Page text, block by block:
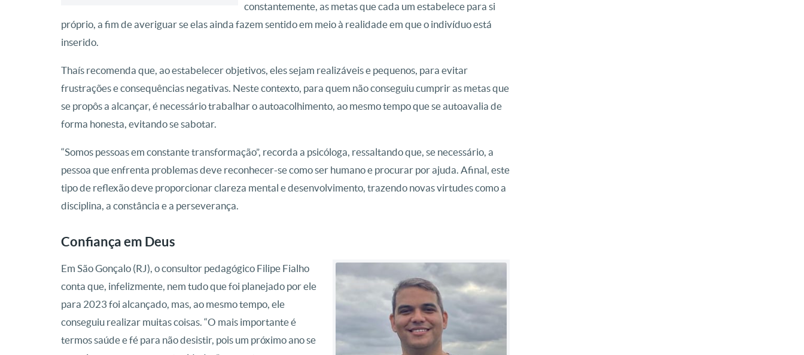
constantemente, as metas que cada um estabelece para si
próprio, a fim de averiguar se elas ainda fazem sentido em meio à realidade em que o indivíduo está
inserido.
Thaís recomenda que, ao estabelecer objetivos, eles sejam realizáveis e pequenos, para evitar
frustrações e consequências negativas. Neste contexto, para quem não conseguiu cumprir as metas que
se propôs a alcançar, é necessário trabalhar o autoacolhimento, ao mesmo tempo que se autoavalia de
forma honesta, evitando se sabotar.
“Somos pessoas em constante transformação”, recorda a psicóloga, ressaltando que, se necessário, a
pessoa que enfrenta problemas deve reconhecer-se como ser humano e procurar por ajuda. Afinal, este
tipo de reflexão deve proporcionar clareza mental e desenvolvimento, trazendo novas virtudes como a
disciplina, a constância e a perseverança.
Confiança em Deus
Em São Gonçalo (RJ), o consultor pedagógico Filipe Fialho
conta que, infelizmente, nem tudo que foi planejado por ele
para 2023 foi alcançado, mas, ao mesmo tempo, ele
conseguiu realizar muitas coisas. “O mais importante é
termos saúde e fé para não desistir, pois um próximo ano se